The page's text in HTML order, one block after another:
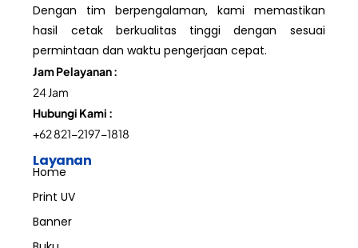
Dengan tim berpengalaman, kami memastikan
hasil cetak berkualitas tinggi dengan sesuai
permintaan dan waktu pengerjaan cepat.
Jam Pelayanan :
24 Jam
Hubungi Kami :
+62 821-2197-1818
Layanan
Home
Print UV
Banner